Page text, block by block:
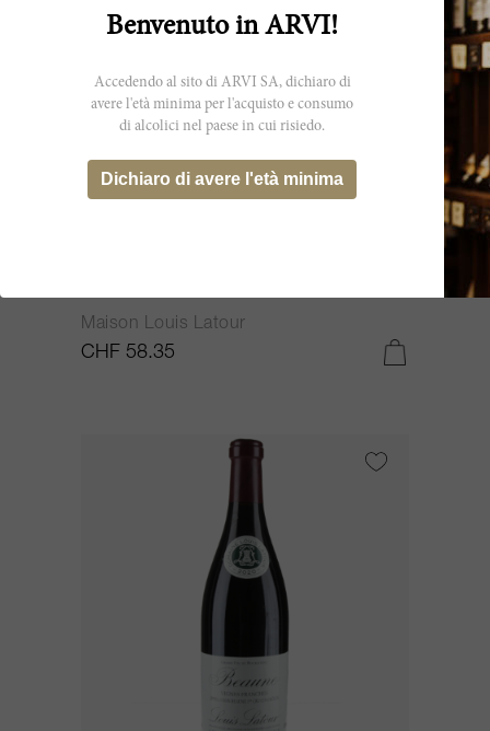
Maison Louis Latour
CHF 58.35
Benvenuto in ARVI!
Accedendo al sito di ARVI SA, dichiaro di
avere l'età minima per l'acquisto e consumo
di alcolici nel paese in cui risiedo.
Dichiaro di avere l'età minima